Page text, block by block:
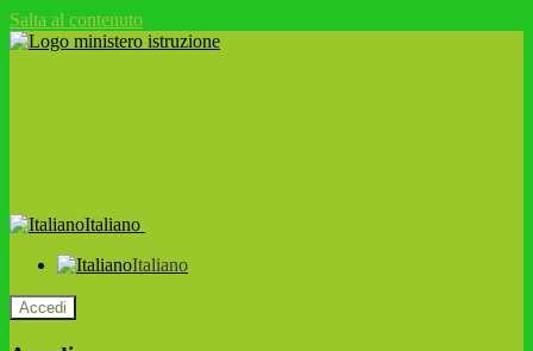
Salta al contenuto
Italiano
Italiano
Accedi